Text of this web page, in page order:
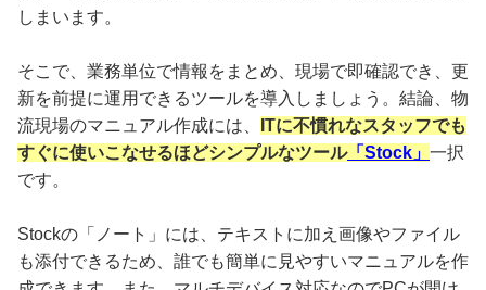
しまいます。
そこで、業務単位で情報をまとめ、現場で即確認でき、更
新を前提に運用できるツールを導入しましょう。結論、物
流現場のマニュアル作成には、
ITに不慣れなスタッフでも
すぐに使いこなせるほどシンプルなツール「Stock」 一択
です。
Stockの「ノート」には、テキストに加え画像やファイル
も添付できるため、誰でも簡単に見やすいマニュアルを作